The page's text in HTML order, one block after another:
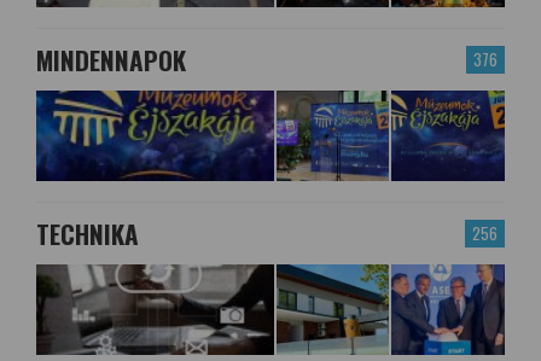
376
MINDENNAPOK
256
TECHNIKA